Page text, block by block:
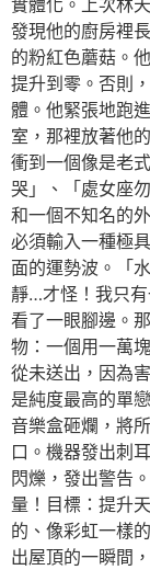
發現他的廚房裡
的粉紅色蘑菇。
提升到零。否則
體。他緊張地跑
室，那裡放著他
衝到一個像是老
哭」、「處女座
和一個不知名的
必須輸入一種極
面的運勢波。「
靜…才怪！我只
看了一眼腳邊。
物：一個用一萬
從未送出，因為
是純度最高的單
音樂盒砸爛，將
口。機器發出刺
閃爍，發出警告
量！目標：提升
的、像彩虹一樣
出屋頂的一瞬間